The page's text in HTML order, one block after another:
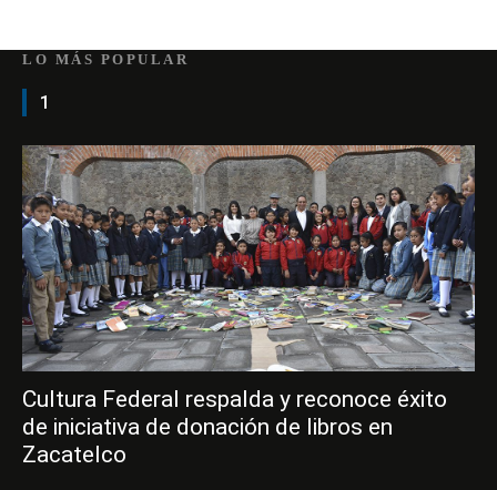
LO MÁS POPULAR
1
Cultura Federal respalda y reconoce éxito
de iniciativa de donación de libros en
Zacatelco